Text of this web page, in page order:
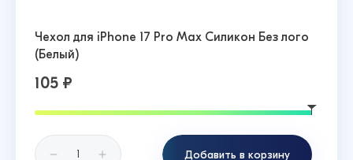
Чехол для iPhone 17 Pro Max Силикон Без лого
(Белый)
105 ₽
Добавить в корзину